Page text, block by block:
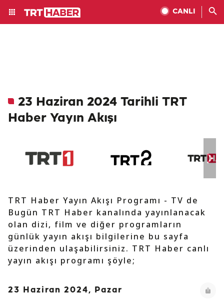
CANLI
23 Haziran 2024 Tarihli TRT
Haber Yayın Akışı
TRT Haber Yayın Akışı Programı - TV de
Bugün TRT Haber kanalında yayınlanacak
olan dizi, film ve diğer programların
günlük yayın akışı bilgilerine bu sayfa
üzerinden ulaşabilirsiniz. TRT Haber canlı
yayın akışı programı şöyle;
23 Haziran 2024, Pazar